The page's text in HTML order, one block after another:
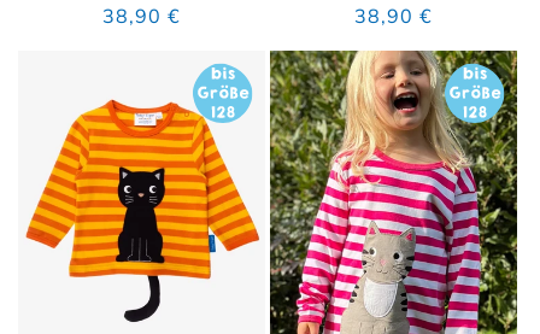
Normaler Preis
38,90 € Normaler Preis
38,90 €